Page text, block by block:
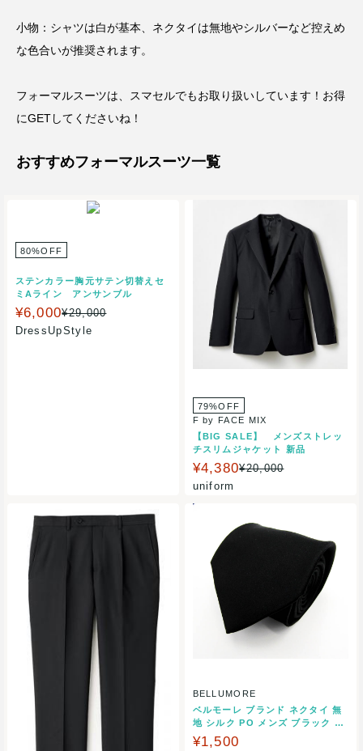
小物：シャツは白が基本、ネクタイは無地やシルバーなど控えめ
な色合いが推奨されます。
フォーマルスーツは、スマセルでもお取り扱いしています！お得
にGETしてくださいね！
おすすめフォーマルスーツ一覧
80%OFF
ステンカラー胸元サテン切替えセ
ミAライン アンサンブル
¥6,000¥29,000
DressUpStyle
79%OFF
F by FACE MIX
【BIG SALE】 メンズストレッ
チスリムジャケット 新品
¥4,380¥20,000
uniform
BELLUMORE
ベルモーレ ブランド ネクタイ 無
地 シルク PO メンズ ブラック B
ELLUMORE 【中古】
¥1,500